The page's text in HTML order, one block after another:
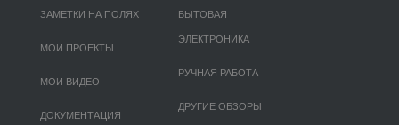
ЗАМЕТКИ НА ПОЛЯХ
МОИ ПРОЕКТЫ
МОИ ВИДЕО
ДОКУМЕНТАЦИЯ
БЫТОВАЯ
ЭЛЕКТРОНИКА
РУЧНАЯ РАБОТА
ДРУГИЕ ОБЗОРЫ